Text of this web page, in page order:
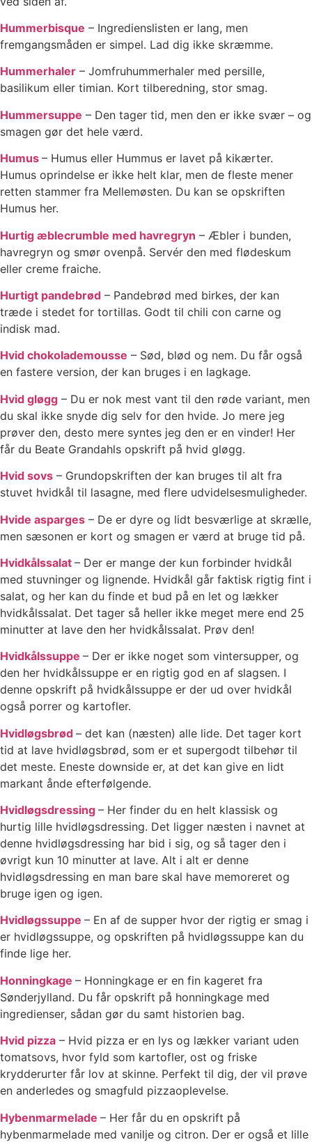
Hummerbisque – Ingredienslisten er lang, men
fremgangsmåden er simpel. Lad dig ikke skræmme.
Hummerhaler – Jomfruhummerhaler med persille,
basilikum eller timian. Kort tilberedning, stor smag.
Hummersuppe – Den tager tid, men den er ikke svær – og
smagen gør det hele værd.
Humus – Humus eller Hummus er lavet på kikærter.
Humus oprindelse er ikke helt klar, men de fleste mener
retten stammer fra Mellemøsten. Du kan se opskriften
Humus her.
Hurtig æblecrumble med havregryn – Æbler i bunden,
havregryn og smør ovenpå. Servér den med flødeskum
eller creme fraiche.
Hurtigt pandebrød – Pandebrød med birkes, der kan
træde i stedet for tortillas. Godt til chili con carne og
indisk mad.
Hvid chokolademousse – Sød, blød og nem. Du får også
en fastere version, der kan bruges i en lagkage.
Hvid gløgg – Du er nok mest vant til den røde variant, men
du skal ikke snyde dig selv for den hvide. Jo mere jeg
prøver den, desto mere syntes jeg den er en vinder! Her
får du Beate Grandahls opskrift på hvid gløgg.
Hvid sovs – Grundopskriften der kan bruges til alt fra
stuvet hvidkål til lasagne, med flere udvidelsesmuligheder.
Hvide asparges – De er dyre og lidt besværlige at skrælle,
men sæsonen er kort og smagen er værd at bruge tid på.
Hvidkålssalat – Der er mange der kun forbinder hvidkål
med stuvninger og lignende. Hvidkål går faktisk rigtig fint i
salat, og her kan du finde et bud på en let og lækker
hvidkålssalat. Det tager så heller ikke meget mere end 25
minutter at lave den her hvidkålssalat. Prøv den!
Hvidkålssuppe – Der er ikke noget som vintersupper, og
den her hvidkålssuppe er en rigtig god en af slagsen. I
denne opskrift på hvidkålssuppe er der ud over hvidkål
også porrer og kartofler.
Hvidløgsbrød – det kan (næsten) alle lide. Det tager kort
tid at lave hvidløgsbrød, som er et supergodt tilbehør til
det meste. Eneste downside er, at det kan give en lidt
markant ånde efterfølgende.
Hvidløgsdressing – Her finder du en helt klassisk og
hurtig lille hvidløgsdressing. Det ligger næsten i navnet at
denne hvidløgsdressing har bid i sig, og så tager den i
øvrigt kun 10 minutter at lave. Alt i alt er denne
hvidløgsdressing en man bare skal have memoreret og
bruge igen og igen.
Hvidløgssuppe – En af de supper hvor der rigtig er smag i
er hvidløgssuppe, og opskriften på hvidløgssuppe kan du
finde lige her.
Honningkage – Honningkage er en fin kageret fra
Sønderjylland. Du får opskrift på honningkage med
ingredienser, sådan gør du samt historien bag.
Hvid pizza – Hvid pizza er en lys og lækker variant uden
tomatsovs, hvor fyld som kartofler, ost og friske
krydderurter får lov at skinne. Perfekt til dig, der vil prøve
en anderledes og smagfuld pizzaoplevelse.
Hybenmarmelade – Her får du en opskrift på
hybenmarmelade med vanilje og citron. Der er også et lille